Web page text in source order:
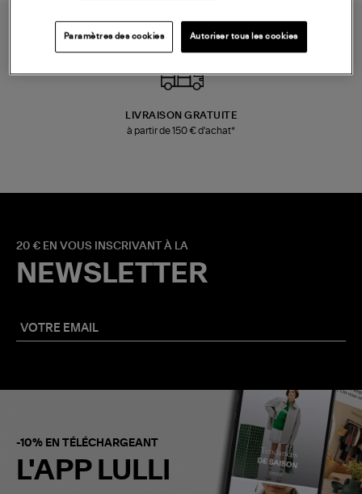
LIVRAISON GRATUITE
à partir de 150 € d'achat*
20 € EN VOUS INSCRIVANT À LA
NEWSLETTER
-10% EN TÉLÉCHARGEANT
L'APP LULLI
Paramètres des cookies Autoriser tous les cookies